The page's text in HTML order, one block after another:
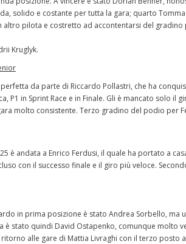
solido e costante per tutta la gara; quarto
pilota e costretto ad accontentarsi del
Kruglyk.
da parte di Riccardo Pollastri, che ha
in Sprint Race e in Finale. Gli è mancato solo il
molto consistente. Terzo gradino del podio per
è andata a Enrico Ferdusi, il quale ha portato a
con il successo finale e il giro più veloce.
in prima posizione è stato Andrea Sorbello, ma
stato quindi David Ostapenko, comunque molto
alle gare di Mattia Livraghi con il terzo posto